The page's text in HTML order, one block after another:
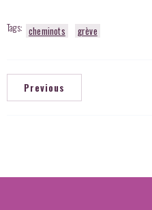
Tags: cheminots grève
Previous